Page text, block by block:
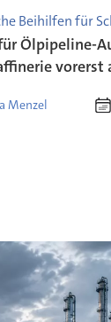
Beihilfen für
Ölpipeline-
vorerst
Menzel